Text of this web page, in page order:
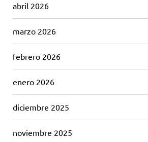
abril 2026
marzo 2026
febrero 2026
enero 2026
diciembre 2025
noviembre 2025